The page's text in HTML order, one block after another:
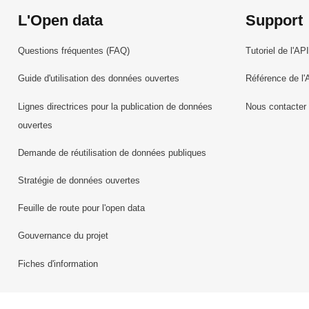
L'Open data
Questions fréquentes (FAQ)
Guide d'utilisation des données ouvertes
Lignes directrices pour la publication de données
ouvertes
Demande de réutilisation de données publiques
Stratégie de données ouvertes
Feuille de route pour l'open data
Gouvernance du projet
Fiches d'information
Support
Tutoriel de l'API
Référence de
Nous contacter